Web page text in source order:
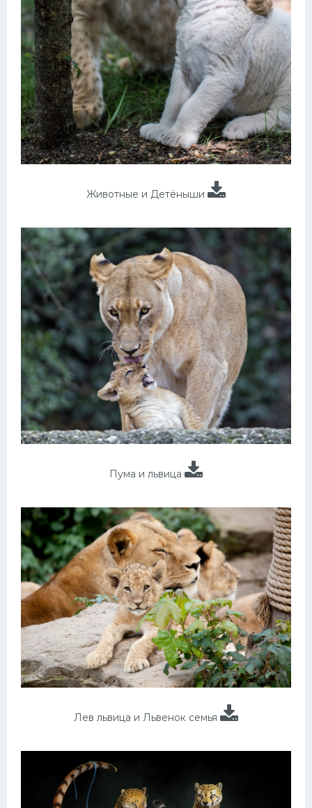
Животные и Детёныши
Пума и львица
Лев львица и Львенок семья